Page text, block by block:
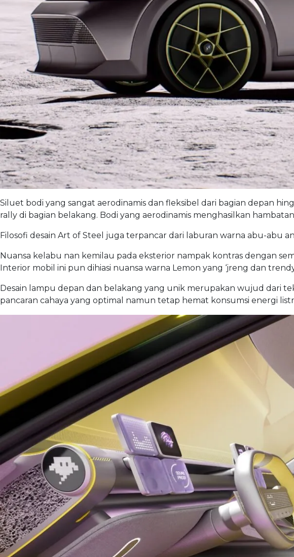
Siluet bodi yang sangat aerodinamis dan fleksibel dari bagian depan
rally di bagian belakang. Bodi yang aerodinamis menghasilkan
Filosofi desain Art of Steel juga terpancar dari laburan warna abu-abu
Nuansa kelabu nan kemilau pada eksterior nampak kontras dengan
Interior mobil ini pun dihiasi nuansa warna Lemon yang ‘jreng dan
Desain lampu depan dan belakang yang unik merupakan wujud dari
pancaran cahaya yang optimal namun tetap hemat konsumsi energi